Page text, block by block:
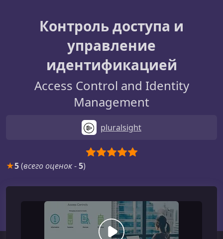
Контроль доступа и
управление
идентификацией
Access Control and Identity
Management
pluralsight
★5(всего оценок-5)